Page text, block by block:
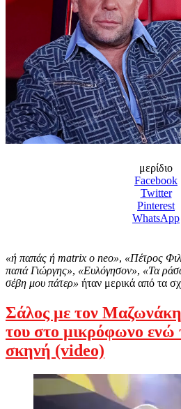
μερίδιο
Facebook
Twitter
Pinterest
WhatsApp
«ή παπάς ή matrix o neo», «Πέτρος
παπά Γιώργης», «Ευλόγησον», «Τα
σέβη μου πάτερ» ήταν μερικά από τα
Σάλος με τον
του στο μικρόφωνο ενώ
σκηνή (video)